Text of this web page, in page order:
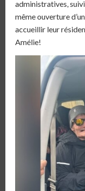
administratives,
même ouverture
accueillir leur
Amélie!